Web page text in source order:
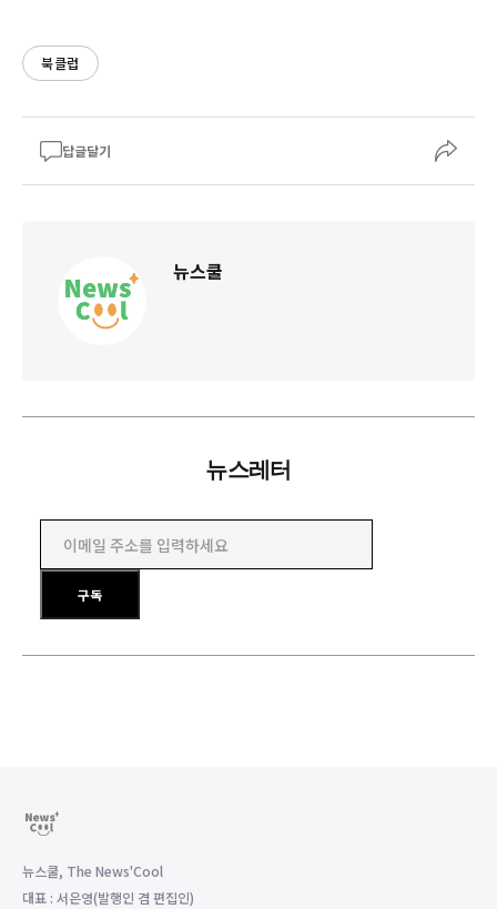
북클럽
답글달기
뉴스쿨
뉴스레터
구독
뉴스쿨, The News'Cool
대표 : 서은영(발행인 겸 편집인)